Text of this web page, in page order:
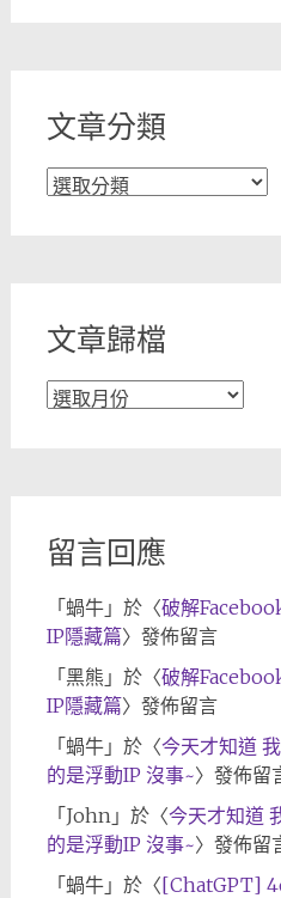
文章分類
文
文章歸檔
文
留言回應
「蝸牛」於〈破解
IP隱藏篇〉發佈留言
「黑熊 」於〈破解
IP隱藏篇〉發佈留言
「蝸牛」於〈今天才知道
的是浮動IP 沒事~〉發佈留
「John 」於〈今天才知道
的是浮動IP 沒事~〉發佈留
「蝸牛」於〈[ChatGPT]